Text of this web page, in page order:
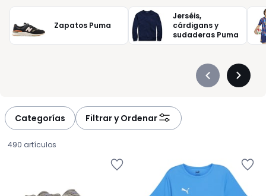
Zapatos Puma
Jerséis,
cárdigans y
sudaderas Puma
Précédent
Categorías Filtrar y Ordenar
490 artículos